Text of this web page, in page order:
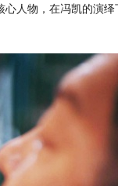
人物，在冯凯的演